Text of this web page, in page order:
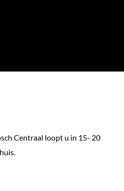
Centraal loopt u in 15- 20